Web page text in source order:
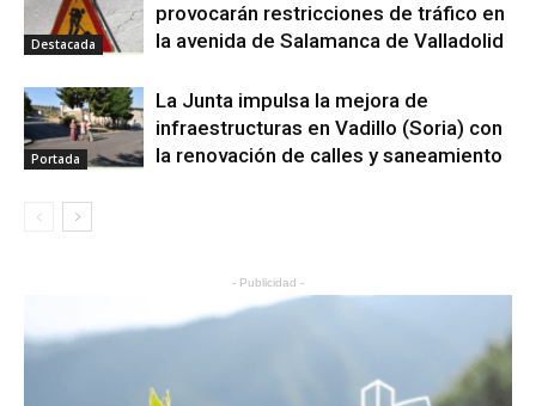
Destacada
provocarán restricciones de tráfico en
la avenida de Salamanca de Valladolid
Portada
La Junta impulsa la mejora de
infraestructuras en Vadillo (Soria) con
la renovación de calles y saneamiento
- Publicidad -